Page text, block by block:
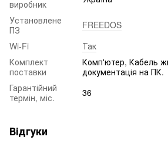
виробник
Установлене
ПЗ
FREEDOS
Wi-Fi
Так
Комплект
поставки
Комп'ютер, Кабель
документація на ПК.
Гарантійний
термін, міс.
36
Відгуки